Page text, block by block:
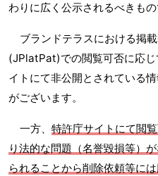
わりに広く公示されるべきもの
ブランドテラスにおける掲
(JPlatPat)での閲覧可否に応
イトにて非公開とされている
がございます。
一方、 特許庁サイトにて閲
り法的な問題（名誉毀損等）
られることから削除依頼等に